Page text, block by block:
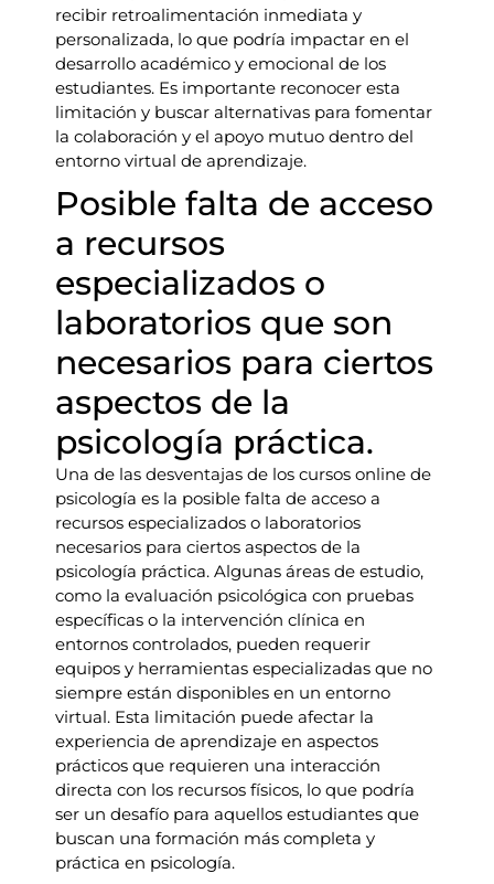
recibir retroalimentación inmediata y
personalizada, lo que podría impactar en el
desarrollo académico y emocional de los
estudiantes. Es importante reconocer esta
limitación y buscar alternativas para fomentar
la colaboración y el apoyo mutuo dentro del
entorno virtual de aprendizaje.
Posible falta de acceso
a recursos
especializados o
laboratorios que son
necesarios para ciertos
aspectos de la
psicología práctica.
Una de las desventajas de los cursos online de
psicología es la posible falta de acceso a
recursos especializados o laboratorios
necesarios para ciertos aspectos de la
psicología práctica. Algunas áreas de estudio,
como la evaluación psicológica con pruebas
específicas o la intervención clínica en
entornos controlados, pueden requerir
equipos y herramientas especializadas que no
siempre están disponibles en un entorno
virtual. Esta limitación puede afectar la
experiencia de aprendizaje en aspectos
prácticos que requieren una interacción
directa con los recursos físicos, lo que podría
ser un desafío para aquellos estudiantes que
buscan una formación más completa y
práctica en psicología.